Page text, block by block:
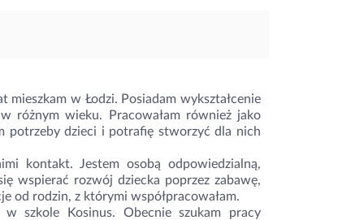
w Łodzi. Posiadam wykształcenie
różnym wieku. Pracowałam również jako
potrzeby dzieci i potrafię stworzyć dla nich
kontakt. Jestem osobą odpowiedzialną,
wspierać rozwój dziecka poprzez zabawę,
od rodzin, z którymi współpracowałam.
szkole Kosinus. Obecnie szukam pracy